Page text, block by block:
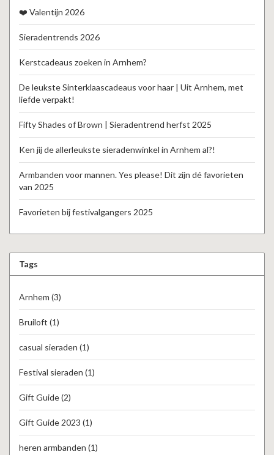
❤️ Valentijn 2026
Sieradentrends 2026
Kerstcadeaus zoeken in Arnhem?
De leukste Sinterklaascadeaus voor haar | Uit Arnhem, met
liefde verpakt!
Fifty Shades of Brown | Sieradentrend herfst 2025
Ken jij de allerleukste sieradenwinkel in Arnhem al?!
Armbanden voor mannen. Yes please! Dit zijn dé favorieten
van 2025
Favorieten bij festivalgangers 2025
Tags
Arnhem (3)
Bruiloft (1)
casual sieraden (1)
Festival sieraden (1)
Gift Guide(2)
Gift Guide 2023 (1)
heren armbanden (1)